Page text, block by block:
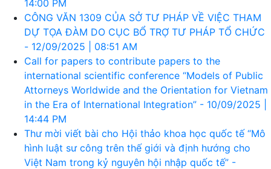
14:00 PM
CÔNG VĂN 1309 CỦA SỞ TƯ PHÁP VỀ VIỆC THAM
DỰ TỌA ĐÀM DO CỤC BỔ TRỢ TƯ PHÁP TỔ CHỨC
- 12/09/2025 | 08:51 AM
Call for papers to contribute papers to the
international scientific conference “Models of Public
Attorneys Worldwide and the Orientation for Vietnam
in the Era of International Integration” - 10/09/2025 |
14:44 PM
Thư mời viết bài cho Hội thảo khoa học quốc tế “Mô
hình luật sư công trên thế giới và định hướng cho
Việt Nam trong kỷ nguyên hội nhập quốc tế” -